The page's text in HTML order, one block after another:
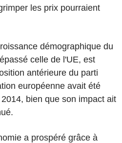
les prix pourraient
démographique du
celle de l'UE, est
antérieure du parti
européenne avait été
bien que son impact ait
a prospéré grâce à